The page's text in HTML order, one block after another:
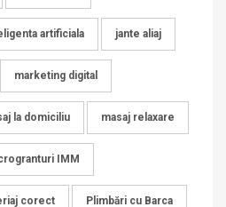
artificiala jante aliaj
marketing digital
la domiciliu masaj relaxare
IMM
corect Plimbări cu Barca